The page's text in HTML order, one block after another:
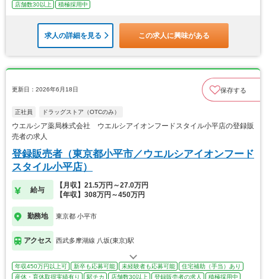
店舗数30以上
積極採用中
求人の詳細を見る この求人に興味がある
更新日：2026年6月18日 保存する
正社員 ドラッグストア（OTCのみ）
ウエルシア薬局株式会社 ウエルシアイオンフードスタイル小平店の登録販
売者の求人
登録販売者（東京都小平市／ウエルシアイオンフード
スタイル小平店）
給与
【月収】21.5万円～27.0万円
【年収】308万円～450万円
勤務地 東京都 小平市
アクセス 西武多摩湖線 八坂(東京)駅
年収450万円以上可 新卒も応募可能 未経験者も応募可能
住宅補助（手当）あり
産休・育休取得実績有り
駅チカ 店舗数30以上 登録販売者の求人 積極採用中